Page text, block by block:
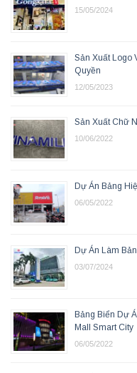
15/05/2024
Sản Xuất Logo
Quyền
12/05/2023
Sản Xuất Chữ
10/06/2022
Dự Án Bảng
06/05/2022
Dự Án Làm
03/07/2024
Bảng Biển Dự
Mall Smart City
06/05/2022